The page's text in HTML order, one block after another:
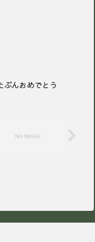
ぶんおめでとう